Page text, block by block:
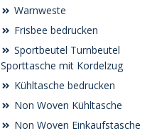
Warnweste
Frisbee bedrucken
Sportbeutel Turnbeutel
Sporttasche mit Kordelzug
Kühltasche bedrucken
Non Woven Kühltasche
Non Woven Einkaufstasche